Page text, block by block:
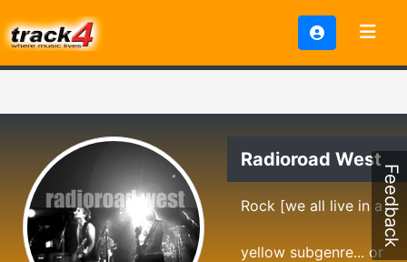
Radioroad West
Rock [we all live in a
yellow subgenre... or
Feedback